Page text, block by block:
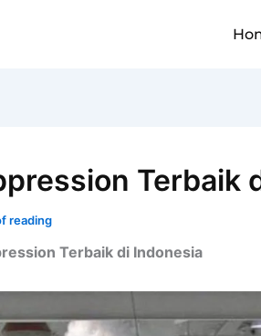
Terbaik
reading
Terbaik di Indonesia